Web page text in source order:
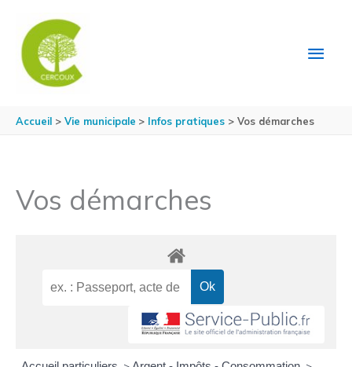
Accueil Vie municipale Infos pratiques Vos démarches
Vos démarches